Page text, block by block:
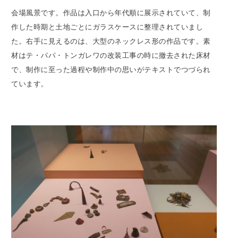
会場風景です。作品は入口から年代順に展示されていて、制
作した時期と土地ごとにガラスケースに整理されていまし
た。右手に見えるのは、大型のネックレス形の作品です。素
材はテ・パパ・トンガレワの改装工事の時に撤去された床材
で、制作に至った過程や制作中の思いがテキストでつづられ
ています。